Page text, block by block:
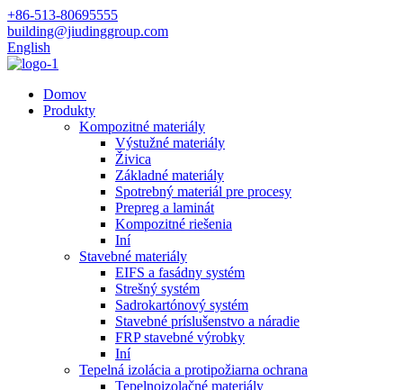
+86-513-80695555
building@jiudinggroup.com
English
Domov
Produkty
Kompozitné materiály
Výstužné materiály
Živica
Základné materiály
Spotrebný materiál pre procesy
Prepreg a laminát
Kompozitné riešenia
Iní
Stavebné materiály
EIFS a fasádny systém
Strešný systém
Sadrokartónový systém
Stavebné príslušenstvo a náradie
FRP stavebné výrobky
Iní
Tepelná izolácia a protipožiarna ochrana
Tepelnoizolačné materiály